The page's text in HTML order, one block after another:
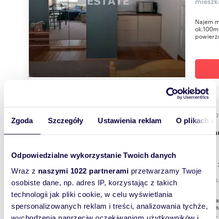
Zgoda Szczegóły Ustawienia reklam O plikach
Odpowiedzialne wykorzystanie Twoich danych
Wraz z naszymi 1022 partnerami przetwarzamy Twoje
osobiste dane, np. adres IP, korzystając z takich
technologii jak pliki cookie, w celu wyświetlania
spersonalizowanych reklam i treści, analizowania tychże,
Najem
38,30
1
Do
m² |
od zar...